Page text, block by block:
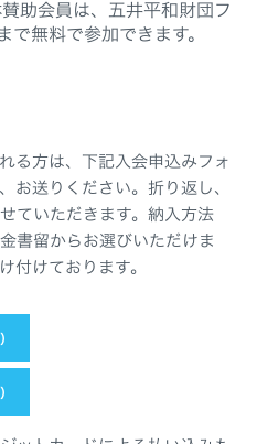
助会員は、五井平和財団フ
で無料で参加できます。
る方は、下記入会申込みフォ
お送りください。折り返し、
ていただきます。納入方法
書留からお選びいただけま
付けております。